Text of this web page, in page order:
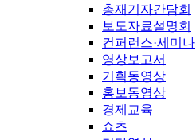
총재기자간담회
보도자료설명회
컨퍼런스·세미나
영상보고서
기획동영상
홍보동영상
경제교육
쇼츠